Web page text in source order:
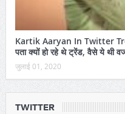
Kartik Aaryan In Twitter
पता क्यों हो रहे थे ट्रेंड, वैसे ये थी
जुलाई 01, 2020
TWITTER